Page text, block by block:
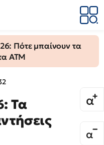
Πότε μπαίνουν τα
ΑΤΜ
Τα